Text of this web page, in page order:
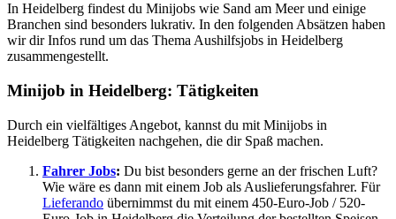
In Heidelberg findest du Minijobs wie Sand am Meer und einige
Branchen sind besonders lukrativ. In den folgenden Absätzen haben
wir dir Infos rund um das Thema Aushilfsjobs in Heidelberg
zusammengestellt.
Minijob in Heidelberg: Tätigkeiten
Durch ein vielfältiges Angebot, kannst du mit Minijobs in
Heidelberg Tätigkeiten nachgehen, die dir Spaß machen.
Fahrer Jobs: Du bist besonders gerne an der frischen Luft?
Wie wäre es dann mit einem Job als Auslieferungsfahrer. Für
Lieferando übernimmst du mit einem 450-Euro-Job / 520-